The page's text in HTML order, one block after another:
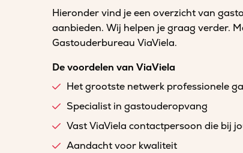
Hieronder vind je een overzicht van
aanbieden. Wij helpen je graag verder.
Gastouderbureau ViaViela.
De voordelen van ViaViela
Het grootste netwerk professionele
Specialist in gastouderopvang
Vast ViaViela contactpersoon die bij
Aandacht voor kwaliteit